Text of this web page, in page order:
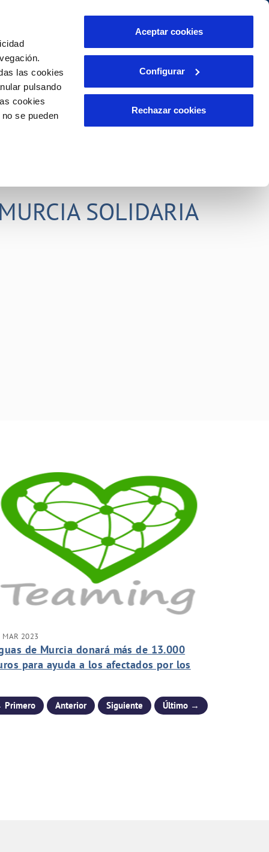
las cookies
pulsando
cookies
se pueden
Aceptar cookies
Configurar
Rechazar cookies
INCIDENCIAS
Comunica anomalías o posibles
PORTAL DE TRANSPARENCIA
Área de clientes
SOLIDARIA
MAR 2023
de Murcia donará más de 13.000
para ayuda a los afectados por los
Anterior Siguiente Último →